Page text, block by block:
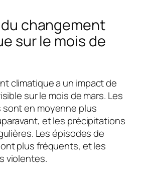
du changement
sur le mois de
climatique a un impact de
sur le mois de mars. Les
en moyenne plus
et les précipitations
Les épisodes de
plus fréquents, et les
violentes.